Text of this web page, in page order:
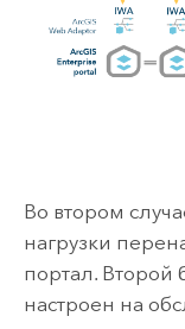
Во втором
нагрузки
портал. Второй
настроен на